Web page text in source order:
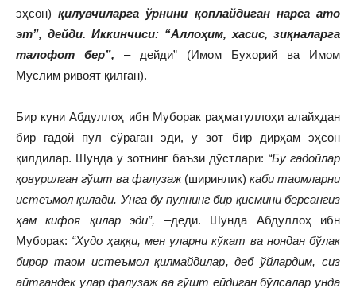
эҳсон) қилувчиларга ўрнини қоплайдиган нарса ато
эт”, дейди. Иккинчиси: “Аллоҳим, хасис, зиқналарга
талофот бер”, – дейди” (Имом Бухорий ва Имом
Муслим ривоят қилган).
Бир куни Абдуллоҳ ибн Муборак раҳматуллоҳи алайҳдан
бир гадой пул сўраган эди, у зот бир дирҳам эҳсон
қилдилар. Шунда у зотнинг баъзи дўстлари: “Бу гадойлар
қовурилган гўшт ва фалузаж (ширинлик) каби таомларни
истеъмол қилади. Унга бу пулнинг бир қисмини берсангиз
ҳам кифоя қилар эди”, –деди. Шунда Абдуллоҳ ибн
Муборак: “Худо ҳаққи, мен уларни кўкат ва нондан бўлак
бирор таом истеъмол қилмайдилар, деб ўйлардим, сиз
айтгандек улар фалузаж ва гўшт ейдиган бўлсалар унда